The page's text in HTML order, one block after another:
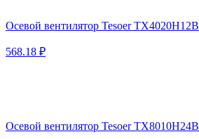
Осевой вентилятор Tesoer
568.18 ₽
Осевой вентилятор Tesoer